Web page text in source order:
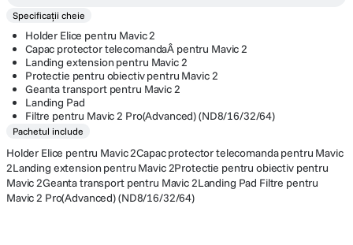
Specificații cheie
Holder Elice pentru Mavic 2
Capac protector telecomandaÂ pentru Mavic 2
Landing extension pentru Mavic 2
Protectie pentru obiectiv pentru Mavic 2
Geanta transport pentru Mavic 2
Landing Pad
Filtre pentru Mavic 2 Pro(Advanced) (ND8/16/32/64)
Pachetul include
Holder Elice pentru Mavic 2Capac protector telecomanda pentru Mavic
2Landing extension pentru Mavic 2Protectie pentru obiectiv pentru
Mavic 2Geanta transport pentru Mavic 2Landing Pad Filtre pentru
Mavic 2 Pro(Advanced) (ND8/16/32/64)